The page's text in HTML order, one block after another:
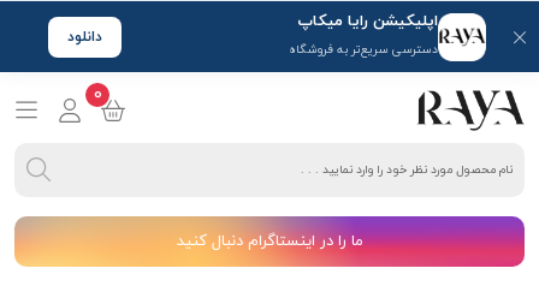
اپلیکیشن رایا میکاپ
دسترسی سریع‌تر به فروشگاه
دانلود
0
ما را در اینستاگرام دنبال کنید